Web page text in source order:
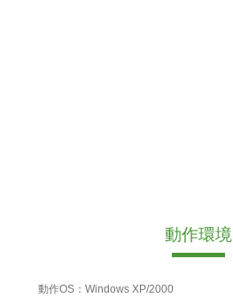
動作環境
動作OS：Windows XP/2000